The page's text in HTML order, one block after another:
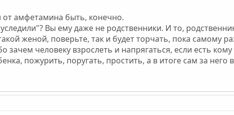
от амфетамина быть, конечно.
Вы ему даже не родственники. И то,
женой, поверьте, так и будет торчать, пока самому
зачем человеку взрослеть и напрягаться, если есть
пожурить, поругать, простить, а в итоге сам за него